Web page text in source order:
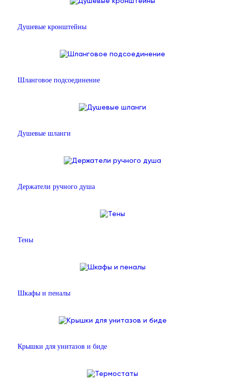
Душевые кронштейны
Шланговое подсоединение
Душевые шланги
Держатели ручного душа
Тены
Шкафы и пеналы
Крышки для унитазов и биде